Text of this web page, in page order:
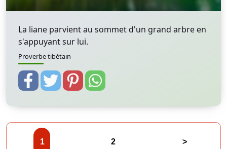
La liane parvient au sommet d'un grand arbre en
s'appuyant sur lui.
Proverbe tibétain
1 2 >